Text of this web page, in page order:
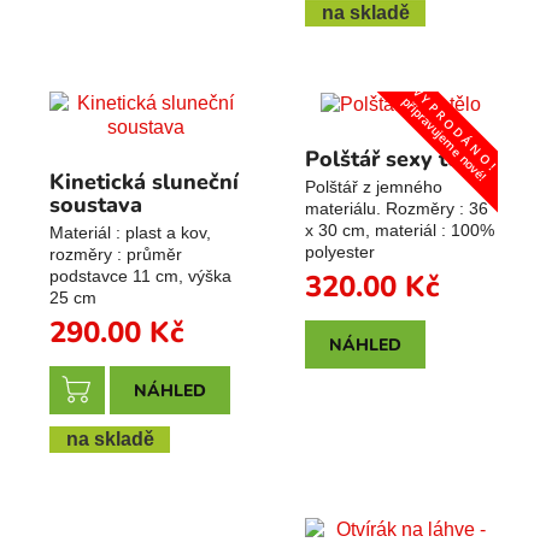
na skladě
Kinetická sluneční
soustava
Materiál : plast a kov,
rozměry : průměr
podstavce 11 cm, výška
25 cm
290.00 Kč
NÁHLED
na skladě
V Y P R O D Á N O !
připravujeme nové!
Polštář sexy tělo
Polštář z jemného
materiálu. Rozměry : 36
x 30 cm, materiál : 100%
polyester
320.00 Kč
NÁHLED